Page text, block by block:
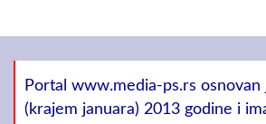
Portal www.media-ps.rs osnovan
(krajem januara) 2013 godine i